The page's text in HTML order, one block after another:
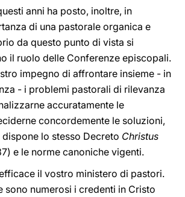
anni ha posto, inoltre, in
di una pastorale organica e
da questo punto di vista si
il ruolo delle Conferenze episcopali.
impegno di affrontare insieme - in
- i problemi pastorali di rilevanza
accuratamente le
concordemente le soluzioni,
lo stesso Decreto Christus
e le norme canoniche vigenti.
il vostro ministero di pastori.
sono numerosi i credenti in Cristo